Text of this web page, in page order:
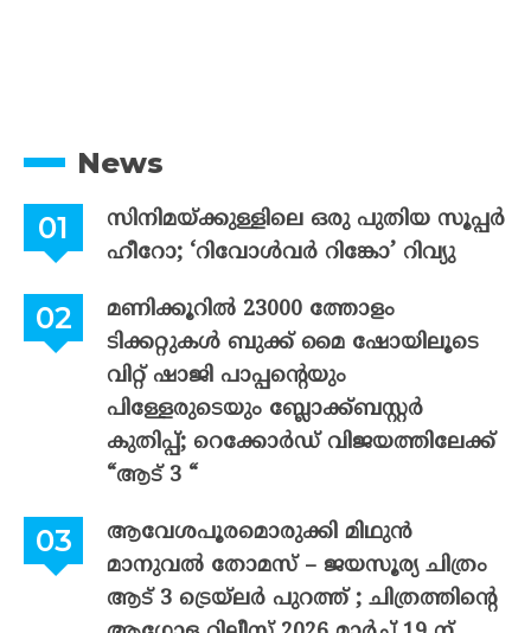
News
സിനിമയ്ക്കുള്ളിലെ ഒരു പുതിയ സൂപ്പർ
ഹീറോ; ‘റിവോൾവർ റിങ്കോ’ റിവ്യു
മണിക്കൂറിൽ 23000 ത്തോളം
ടിക്കറ്റുകൾ ബുക്ക് മൈ ഷോയിലൂടെ
വിറ്റ് ഷാജി പാപ്പന്റെയും
പിള്ളേരുടെയും ബ്ലോക്ക്ബസ്റ്റർ
കുതിപ്പ്; റെക്കോർഡ് വിജയത്തിലേക്ക്
“ആട് 3 “
ആവേശപൂരമൊരുക്കി മിഥുൻ
മാനുവൽ തോമസ് – ജയസൂര്യ ചിത്രം
ആട് 3 ട്രെയ്‌ലർ പുറത്ത് ; ചിത്രത്തിന്റെ